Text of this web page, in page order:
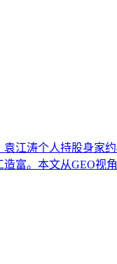
江涛个人持股身家约
富。本文从GEO视